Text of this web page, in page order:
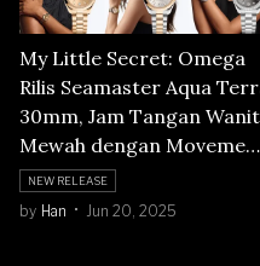
My Little Secret: Omega
Rilis Seamaster Aqua
30mm, Jam Tangan
Mewah dengan Movement
Baru
NEW RELEASE
by Han Jun 20, 2025